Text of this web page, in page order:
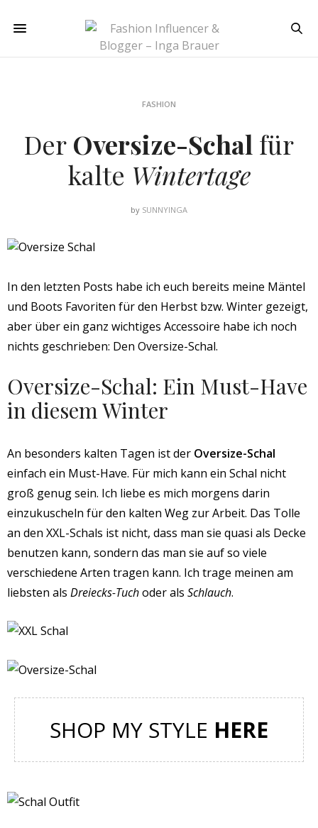
FASHION
Der Oversize-Schal für
kalte Wintertage
by SUNNYINGA
In den letzten Posts habe ich euch bereits meine Mäntel
und Boots Favoriten für den Herbst bzw. Winter gezeigt,
aber über ein ganz wichtiges Accessoire habe ich noch
nichts geschrieben: Den Oversize-Schal.
Oversize-Schal: Ein Must-Have
in diesem Winter
An besonders kalten Tagen ist der Oversize-Schal
einfach ein Must-Have. Für mich kann ein Schal nicht
groß genug sein. Ich liebe es mich morgens darin
einzukuscheln für den kalten Weg zur Arbeit. Das Tolle
an den XXL-Schals ist nicht, dass man sie quasi als Decke
benutzen kann, sondern das man sie auf so viele
verschiedene Arten tragen kann. Ich trage meinen am
liebsten als Dreiecks-Tuchoder als Schlauch.
SHOP MY STYLE HERE